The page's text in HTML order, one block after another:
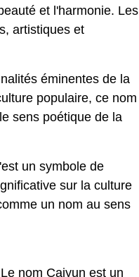
et l'harmonie. Les
artistiques et
éminentes de la
populaire, ce nom
sens poétique de la
un symbole de
sur la culture
un nom au sens
nom Caiyun est un